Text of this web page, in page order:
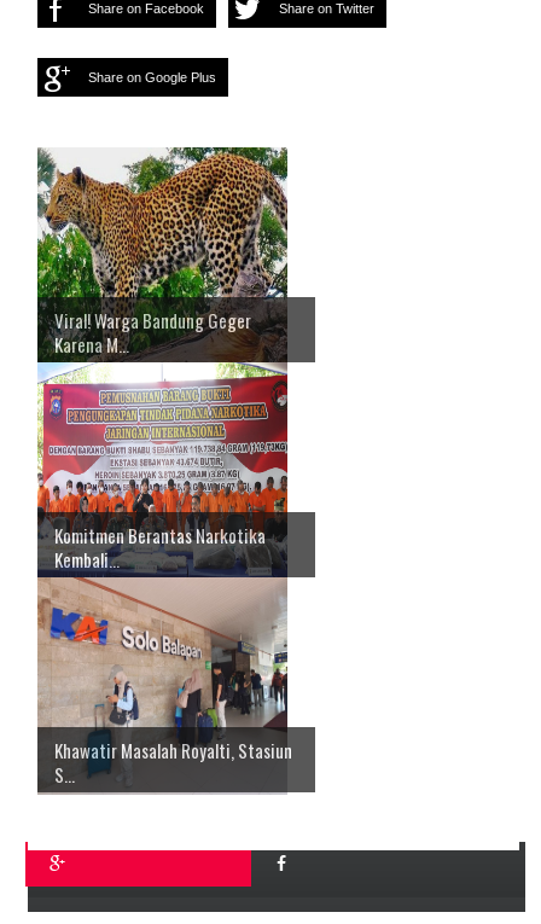
Share on Facebook Share on Twitter
Share on Google Plus
Viral! Warga Bandung Geger
Karena M...
Komitmen Berantas Narkotika
Kembali...
Khawatir Masalah Royalti, Stasiun
S...